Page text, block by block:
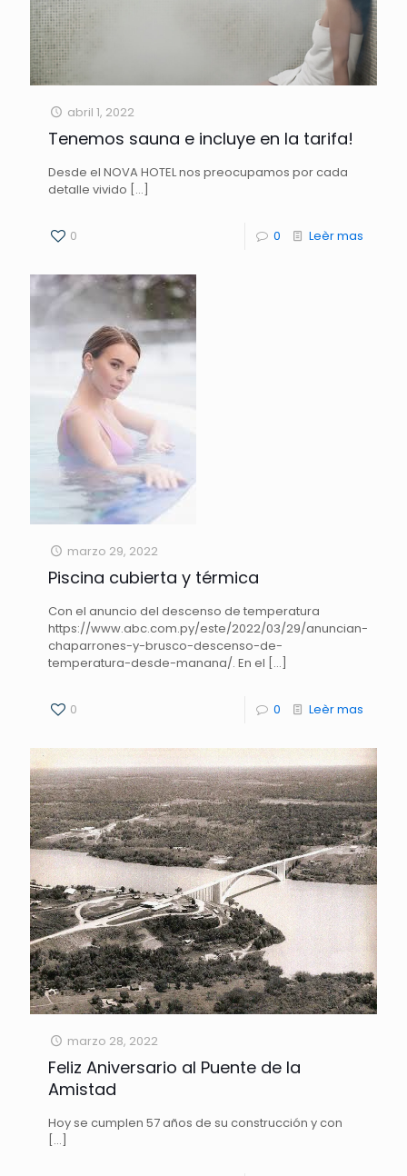
abril 1, 2022
Tenemos sauna e incluye en la tarifa!
Desde el NOVA HOTEL nos preocupamos por cada
detalle vivido […]
0 0 Leèr mas
marzo 29, 2022
Piscina cubierta y térmica
Con el anuncio del descenso de temperatura
https://www.abc.com.py/este/2022/03/29/anuncian-
chaparrones-y-brusco-descenso-de-
temperatura-desde-manana/. En el […]
0 0 Leèr mas
marzo 28, 2022
Feliz Aniversario al Puente de la
Amistad
Hoy se cumplen 57 años de su construcción y con
[…]